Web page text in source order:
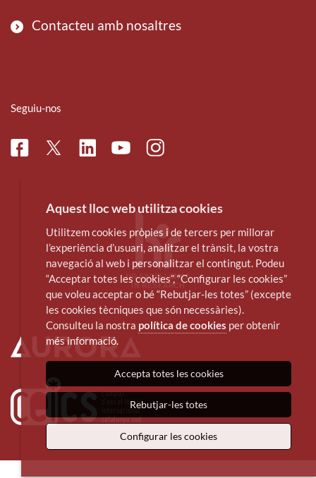
Contacteu amb nosaltres
Seguiu-nos
FacebookTwitterLinkedinYoutubeInstagram
Aquest lloc web utilitza cookies
Utilitzem cookies pròpies i de tercers per millorar
l’experiència d’usuari, analitzar el trànsit, la vostra
navegació al web i personalitzar el contingut. Podeu
“Acceptar totes les cookies”, “Configurar les cookies”
que voleu acceptar o bé “Rebutjar-les totes” (excepte
les cookies tècniques que són necessàries).
Consulteu la nostra política de cookies per obtenir
més informació.
Accepta totes les cookies
Rebutjar-les totes
Configurar les cookies